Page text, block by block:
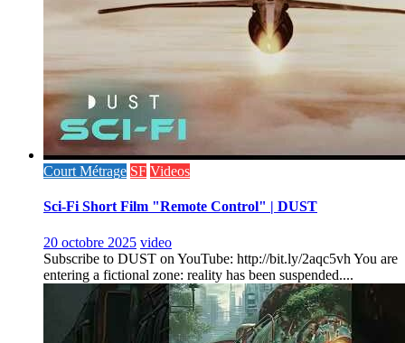
Court Métrage SF Videos
Sci-Fi Short Film "Remote Control" | DUST
20 octobre 2025 video
Subscribe to DUST on YouTube: http://bit.ly/2aqc5vh You are
entering a fictional zone: reality has been suspended....